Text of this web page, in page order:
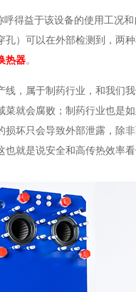
得益于该设备的使用工况
）可以在外部检测到，两
热器。
，属于制药行业，和我们
就会腐败；制药行业也是
坏只会导致外部泄露，除
就是说安全和高传热效率看